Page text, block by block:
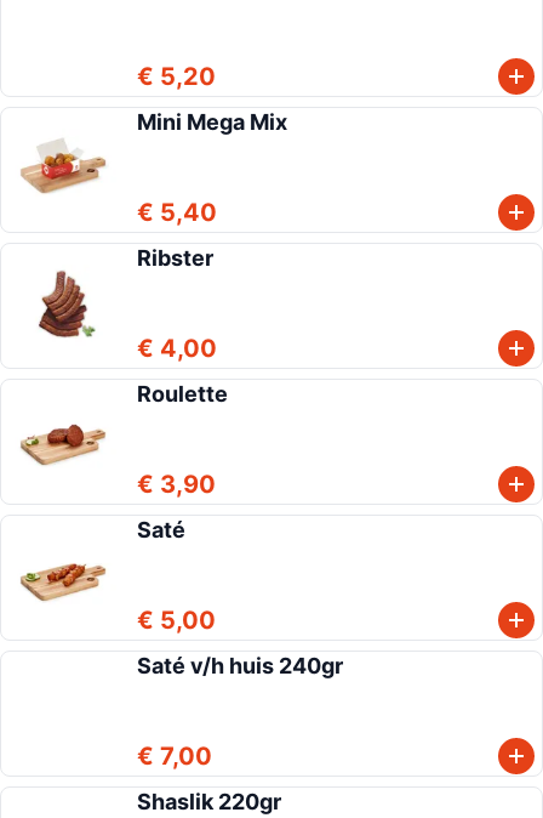
€ 5,20
Mini Mega Mix
€ 5,40
Ribster
€ 4,00
Roulette
€ 3,90
Saté
€ 5,00
Saté v/h huis 240gr
€ 7,00
Shaslik 220gr